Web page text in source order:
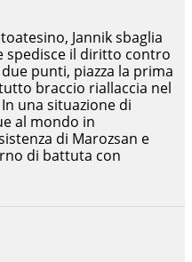
Jannik sbaglia
spedisce il diritto contro
punti, piazza la prima
braccio riallaccia nel
una situazione di
al mondo in
di Marozsan e
di battuta con